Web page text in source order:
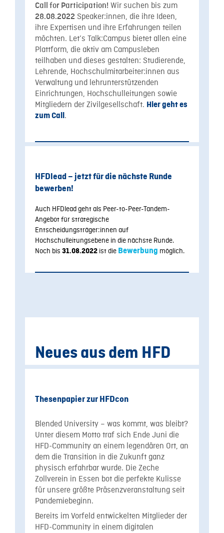
Call for Participation! Wir suchen bis zum
28.08.2022 Speaker:innen, die ihre Ideen,
ihre Expertisen und ihre Erfahrungen teilen
möchten. Let’s Talk:Campus bietet allen eine
Plattform, die aktiv am Campusleben
teilhaben und dieses gestalten: Studierende,
Lehrende, Hochschulmitarbeiter:innen aus
Verwaltung und lehrunterstützenden
Einrichtungen, Hochschulleitungen sowie
Mitgliedern der Zivilgesellschaft. Hier geht es
zum Call .
HFDlead – jetzt für die nächste Runde
bewerben!
Auch HFDlead geht als Peer-to-Peer-Tandem-
Angebot für strategische
Entscheidungsträger:innen auf
Hochschulleitungsebene in die nächste Runde.
Noch bis 31.08.2022 ist die Bewerbung möglich.
Neues aus dem HFD
Thesenpapier zur HFDcon
Blended University – was kommt, was bleibt?
Unter diesem Motto traf sich Ende Juni die
HFD-Community an einem legendären Ort, an
dem die Transition in die Zukunft ganz
physisch erfahrbar wurde. Die Zeche
Zollverein in Essen bot die perfekte Kulisse
für unsere größte Präsenzveranstaltung seit
Pandemiebeginn.
Bereits im Vorfeld entwickelten Mitglieder der
HFD-Community in einem digitalen